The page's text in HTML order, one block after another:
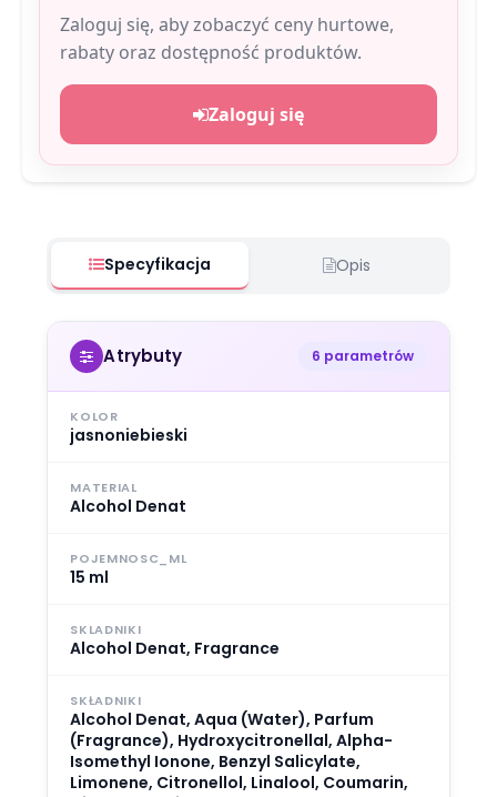
Zaloguj się, aby zobaczyć ceny hurtowe,
rabaty oraz dostępność produktów.
Zaloguj się
Specyfikacja Opis
Atrybuty 6 parametrów
KOLOR
jasnoniebieski
MATERIAL
Alcohol Denat
POJEMNOSC_ML
15 ml
SKLADNIKI
Alcohol Denat, Fragrance
SKŁADNIKI
Alcohol Denat, Aqua (Water), Parfum
(Fragrance), Hydroxycitronellal, Alpha-
Isomethyl Ionone, Benzyl Salicylate,
Limonene, Citronellol, Linalool, Coumarin,